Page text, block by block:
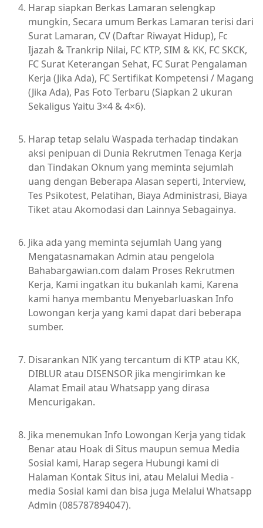
Harap siapkan Berkas Lamaran selengkap
mungkin, Secara umum Berkas Lamaran terisi dari
Surat Lamaran, CV (Daftar Riwayat Hidup), Fc
Ijazah & Trankrip Nilai, FC KTP, SIM & KK, FC SKCK,
FC Surat Keterangan Sehat, FC Surat Pengalaman
Kerja (Jika Ada), FC Sertifikat Kompetensi / Magang
(Jika Ada), Pas Foto Terbaru (Siapkan 2 ukuran
Sekaligus Yaitu 3×4 & 4×6).
Harap tetap selalu Waspada terhadap tindakan
aksi penipuan di Dunia Rekrutmen Tenaga Kerja
dan Tindakan Oknum yang meminta sejumlah
uang dengan Beberapa Alasan seperti, Interview,
Tes Psikotest, Pelatihan, Biaya Administrasi, Biaya
Tiket atau Akomodasi dan Lainnya Sebagainya.
Jika ada yang meminta sejumlah Uang yang
Mengatasnamakan Admin atau pengelola
Bahabargawian.com dalam Proses Rekrutmen
Kerja, Kami ingatkan itu bukanlah kami, Karena
kami hanya membantu Menyebarluaskan Info
Lowongan kerja yang kami dapat dari beberapa
sumber.
Disarankan NIK yang tercantum di KTP atau KK,
DIBLUR atau DISENSOR jika mengirimkan ke
Alamat Email atau Whatsapp yang dirasa
Mencurigakan.
Jika menemukan Info Lowongan Kerja yang tidak
Benar atau Hoak di Situs maupun semua Media
Sosial kami, Harap segera Hubungi kami di
Halaman Kontak Situs ini, atau Melalui Media -
media Sosial kami dan bisa juga Melalui Whatsapp
Admin (085787894047).